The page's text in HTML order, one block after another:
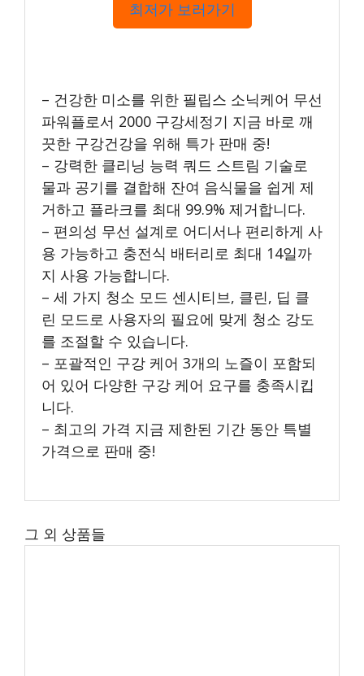
최저가 보러가기
– 건강한 미소를 위한 필립스 소닉케어 무선
파워플로서 2000 구강세정기 지금 바로 깨
끗한 구강건강을 위해 특가 판매 중!
– 강력한 클리닝 능력 쿼드 스트림 기술로
물과 공기를 결합해 잔여 음식물을 쉽게 제
거하고 플라크를 최대 99.9% 제거합니다.
– 편의성 무선 설계로 어디서나 편리하게 사
용 가능하고 충전식 배터리로 최대 14일까
지 사용 가능합니다.
– 세 가지 청소 모드 센시티브, 클린, 딥 클
린 모드로 사용자의 필요에 맞게 청소 강도
를 조절할 수 있습니다.
– 포괄적인 구강 케어 3개의 노즐이 포함되
어 있어 다양한 구강 케어 요구를 충족시킵
니다.
– 최고의 가격 지금 제한된 기간 동안 특별
가격으로 판매 중!
그 외 상품들